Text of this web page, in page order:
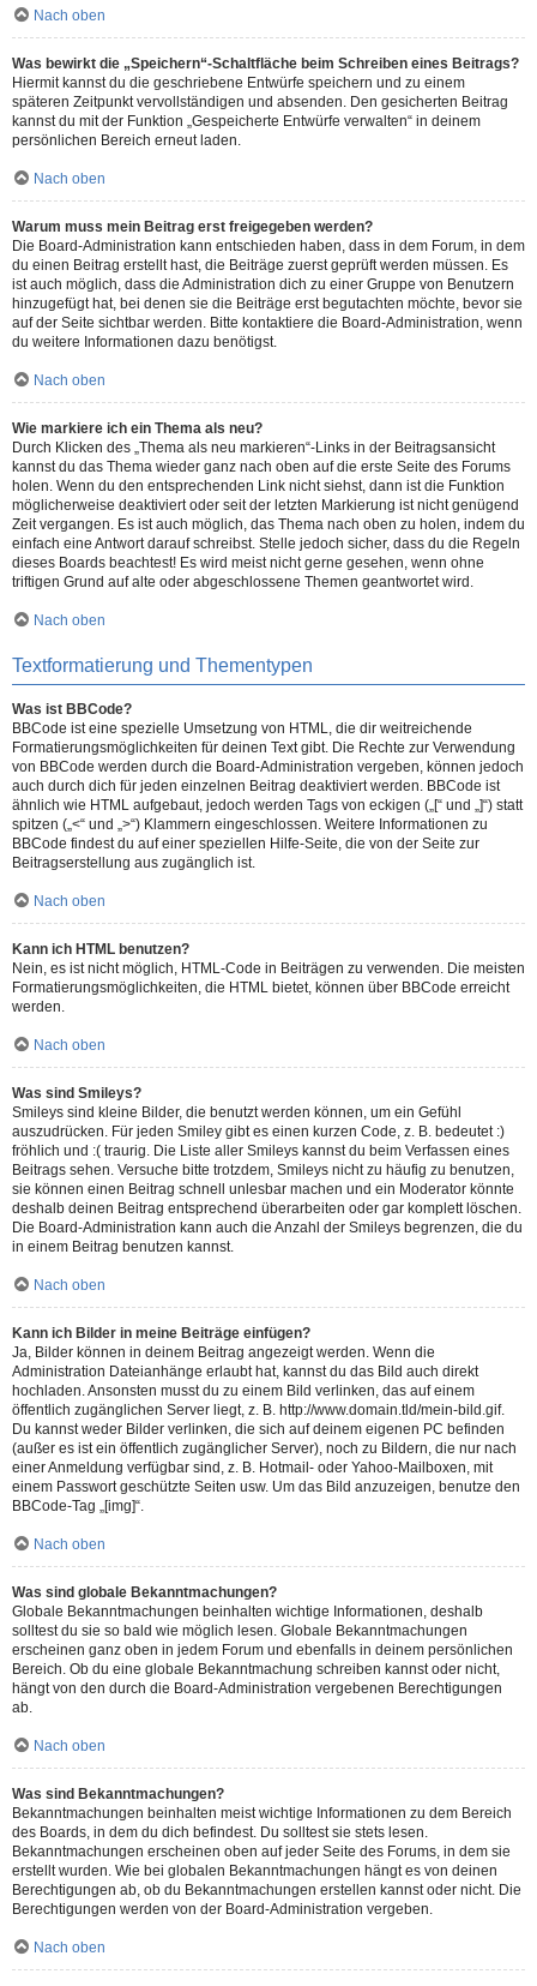
Nach oben
Was bewirkt die „Speichern“-Schaltfläche beim Schreiben eines Beitrags?
Hiermit kannst du die geschriebene Entwürfe speichern und zu einem
späteren Zeitpunkt vervollständigen und absenden. Den gesicherten Beitrag
kannst du mit der Funktion „Gespeicherte Entwürfe verwalten“ in deinem
persönlichen Bereich erneut laden.
Nach oben
Warum muss mein Beitrag erst freigegeben werden?
Die Board-Administration kann entschieden haben, dass in dem Forum, in dem
du einen Beitrag erstellt hast, die Beiträge zuerst geprüft werden müssen. Es
ist auch möglich, dass die Administration dich zu einer Gruppe von Benutzern
hinzugefügt hat, bei denen sie die Beiträge erst begutachten möchte, bevor sie
auf der Seite sichtbar werden. Bitte kontaktiere die Board-Administration, wenn
du weitere Informationen dazu benötigst.
Nach oben
Wie markiere ich ein Thema als neu?
Durch Klicken des „Thema als neu markieren“-Links in der Beitragsansicht
kannst du das Thema wieder ganz nach oben auf die erste Seite des Forums
holen. Wenn du den entsprechenden Link nicht siehst, dann ist die Funktion
möglicherweise deaktiviert oder seit der letzten Markierung ist nicht genügend
Zeit vergangen. Es ist auch möglich, das Thema nach oben zu holen, indem du
einfach eine Antwort darauf schreibst. Stelle jedoch sicher, dass du die Regeln
dieses Boards beachtest! Es wird meist nicht gerne gesehen, wenn ohne
triftigen Grund auf alte oder abgeschlossene Themen geantwortet wird.
Nach oben
Textformatierung und Thementypen
Was ist BBCode?
BBCode ist eine spezielle Umsetzung von HTML, die dir weitreichende
Formatierungsmöglichkeiten für deinen Text gibt. Die Rechte zur Verwendung
von BBCode werden durch die Board-Administration vergeben, können jedoch
auch durch dich für jeden einzelnen Beitrag deaktiviert werden. BBCode ist
ähnlich wie HTML aufgebaut, jedoch werden Tags von eckigen („[“ und „]“) statt
spitzen („<“ und „>“) Klammern eingeschlossen. Weitere Informationen zu
BBCode findest du auf einer speziellen Hilfe-Seite, die von der Seite zur
Beitragserstellung aus zugänglich ist.
Nach oben
Kann ich HTML benutzen?
Nein, es ist nicht möglich, HTML-Code in Beiträgen zu verwenden. Die meisten
Formatierungsmöglichkeiten, die HTML bietet, können über BBCode erreicht
werden.
Nach oben
Was sind Smileys?
Smileys sind kleine Bilder, die benutzt werden können, um ein Gefühl
auszudrücken. Für jeden Smiley gibt es einen kurzen Code, z. B. bedeutet :)
fröhlich und :( traurig. Die Liste aller Smileys kannst du beim Verfassen eines
Beitrags sehen. Versuche bitte trotzdem, Smileys nicht zu häufig zu benutzen,
sie können einen Beitrag schnell unlesbar machen und ein Moderator könnte
deshalb deinen Beitrag entsprechend überarbeiten oder gar komplett löschen.
Die Board-Administration kann auch die Anzahl der Smileys begrenzen, die du
in einem Beitrag benutzen kannst.
Nach oben
Kann ich Bilder in meine Beiträge einfügen?
Ja, Bilder können in deinem Beitrag angezeigt werden. Wenn die
Administration Dateianhänge erlaubt hat, kannst du das Bild auch direkt
hochladen. Ansonsten musst du zu einem Bild verlinken, das auf einem
öffentlich zugänglichen Server liegt, z. B. http://www.domain.tld/mein-bild.gif.
Du kannst weder Bilder verlinken, die sich auf deinem eigenen PC befinden
(außer es ist ein öffentlich zugänglicher Server), noch zu Bildern, die nur nach
einer Anmeldung verfügbar sind, z. B. Hotmail- oder Yahoo-Mailboxen, mit
einem Passwort geschützte Seiten usw. Um das Bild anzuzeigen, benutze den
BBCode-Tag „[img]“.
Nach oben
Was sind globale Bekanntmachungen?
Globale Bekanntmachungen beinhalten wichtige Informationen, deshalb
solltest du sie so bald wie möglich lesen. Globale Bekanntmachungen
erscheinen ganz oben in jedem Forum und ebenfalls in deinem persönlichen
Bereich. Ob du eine globale Bekanntmachung schreiben kannst oder nicht,
hängt von den durch die Board-Administration vergebenen Berechtigungen
ab.
Nach oben
Was sind Bekanntmachungen?
Bekanntmachungen beinhalten meist wichtige Informationen zu dem Bereich
des Boards, in dem du dich befindest. Du solltest sie stets lesen.
Bekanntmachungen erscheinen oben auf jeder Seite des Forums, in dem sie
erstellt wurden. Wie bei globalen Bekanntmachungen hängt es von deinen
Berechtigungen ab, ob du Bekanntmachungen erstellen kannst oder nicht. Die
Berechtigungen werden von der Board-Administration vergeben.
Nach oben